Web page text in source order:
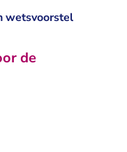
wetsvoorstel
de